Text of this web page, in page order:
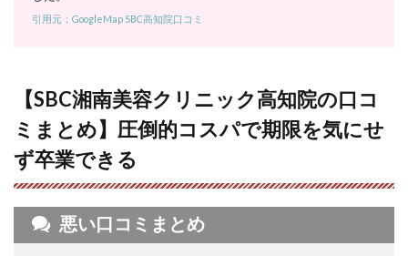
7
クリ
ニッ
ク高
知院
の無
料カ
ウン
セリ
ング
引用元：GoogleMap SBC高知院口コミ
【SBC湘南美容クリニック高知院の口コ
ミまとめ】圧倒的コスパで期限を気にせ
ず卒業できる
悪い口コミまとめ